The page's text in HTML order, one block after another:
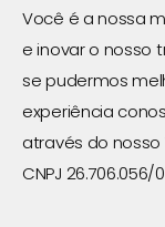
Você é a nossa
e inovar o nosso
se pudermos
experiência
através do nosso
CNPJ 26.706.056/